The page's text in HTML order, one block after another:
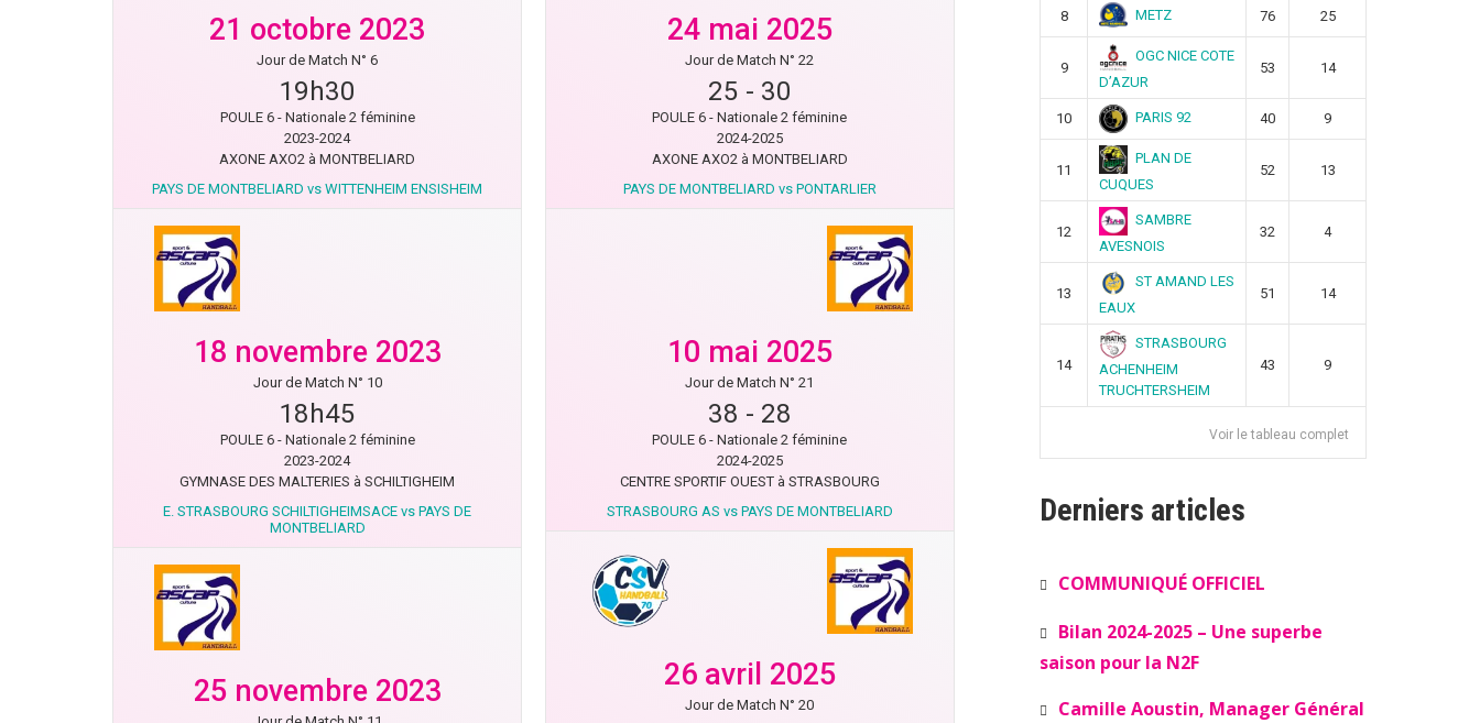
21 octobre 2023
Jour de Match N° 6
19h30
POULE 6 - Nationale 2 féminine
2023-2024
AXONE AXO2 à MONTBELIARD
PAYS DE MONTBELIARD vs WITTENHEIM ENSISHEIM
18 novembre 2023
Jour de Match N° 10
18h45
POULE 6 - Nationale 2 féminine
2023-2024
GYMNASE DES MALTERIES à SCHILTIGHEIM
E. STRASBOURG SCHILTIGHEIMSACE vs PAYS DE
MONTBELIARD
25 novembre 2023
24 mai 2025
Jour de Match N° 22
25 - 30
POULE 6 - Nationale 2 féminine
2024-2025
AXONE AXO2 à MONTBELIARD
PAYS DE MONTBELIARD vs PONTARLIER
10 mai 2025
Jour de Match N° 21
38 - 28
POULE 6 - Nationale 2 féminine
2024-2025
CENTRE SPORTIF OUEST à STRASBOURG
STRASBOURG AS vs PAYS DE MONTBELIARD
26 avril 2025
Jour de Match N° 20
8 METZ 76 25
9
OGC NICE COTE
D’AZUR
53 14
10 PARIS 92 40 9
11
PLAN DE
CUQUES
52 13
12
SAMBRE
AVESNOIS
32 4
13
ST AMAND LES
EAUX
51 14
14
STRASBOURG
ACHENHEIM
TRUCHTERSHEIM
43 9
Voir le tableau complet
Derniers articles
COMMUNIQUÉ OFFICIEL
Bilan 2024-2025 – Une superbe
saison pour la N2F
Camille Aoustin, Manager Général